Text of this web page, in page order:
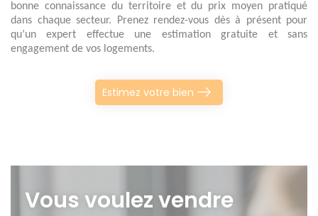
bonne connaissance du territoire et du prix moyen pratiqué
dans chaque secteur. Prenez rendez-vous dès à présent pour
qu’un expert effectue une estimation gratuite et sans
engagement de vos logements.
Estimez votre bien
Vous voulez vendre